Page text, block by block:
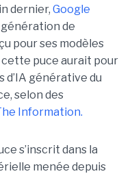
dernier, Google
de
pour ses modèles
cette puce aurait pour
d’IA générative du
selon des
Information.
s’inscrit dans la
menée depuis